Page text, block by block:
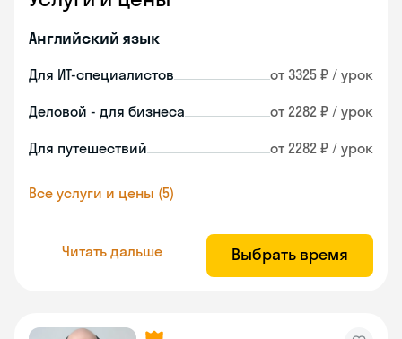
Английский язык
Для ИТ-специалистов от 3325 ₽ / урок
Деловой - для бизнеса от 2282 ₽ / урок
Для путешествий от 2282 ₽ / урок
Все услуги и цены (5)
Читать дальше Выбрать время